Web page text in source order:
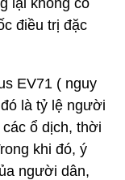
lại không có
điều trị đặc
EV71 ( nguy
là tỷ lệ người
ổ dịch, thời
khi đó, ý
người dân,